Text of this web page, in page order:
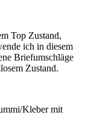
Top Zustand,
ich in diesem
Briefumschläge
Zustand.
Kleber mit